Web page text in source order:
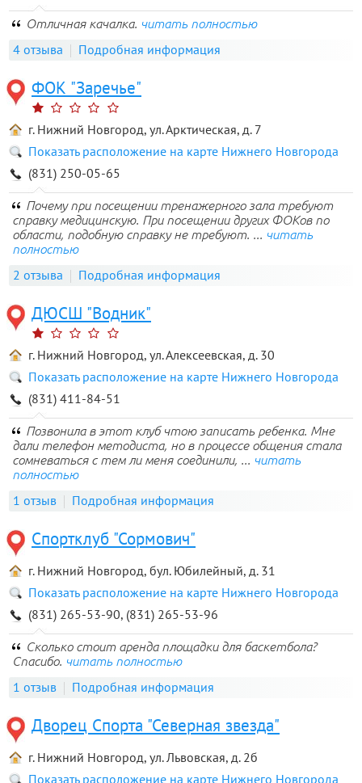
Отличная качалка. читать полностью
4 отзыва Подробная информация
ФОК "Заречье"
г. Нижний Новгород, ул. Арктическая, д. 7
Показать расположение на карте Нижнего Новгорода
(831) 250-05-65
Почему при посещении тренажерного зала требуют
справку медицинскую. При посещении других ФОКов по
области, подобную справку не требуют. ... читать
полностью
2 отзыва Подробная информация
ДЮСШ "Водник"
г. Нижний Новгород, ул. Алексеевская, д. 30
Показать расположение на карте Нижнего Новгорода
(831) 411-84-51
Позвонила в этот клуб чтою записать ребенка. Мне
дали телефон методиста, но в процессе общения стала
сомневаться с тем ли меня соединили, ... читать
полностью
1 отзыв Подробная информация
Спортклуб "Сормович"
г. Нижний Новгород, бул. Юбилейный, д. 31
Показать расположение на карте Нижнего Новгорода
(831) 265-53-90, (831) 265-53-96
Сколько стоит аренда площадки для баскетбола?
Спасибо. читать полностью
1 отзыв Подробная информация
Дворец Спорта "Северная звезда"
г. Нижний Новгород, ул. Львовская, д. 2б
Показать расположение на карте Нижнего Новгорода